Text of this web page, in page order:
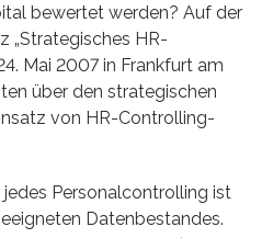
bewertet werden? Auf der
„Strategisches HR-
Mai 2007 in Frankfurt am
über den strategischen
von HR-Controlling-
Personalcontrolling ist
Datenbestandes.